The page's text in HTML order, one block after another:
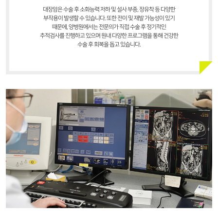
대장암은 수술 후 소화능력 저하 및 설사 부종, 장유착 등 다양한
부작용이 발생할 수 있습니다. 또한 전이 및 재발 가능성이 있기
때문에, 양병원에서는 전문의가 직접 수술 후 정기적인
추적검사를 진행하고 있으며 원내 다양한 프로그램을 통해 건강한
수술 후 회복을 돕고 있습니다.